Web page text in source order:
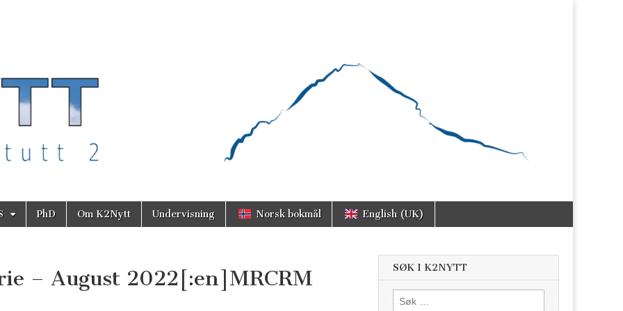
PhD Om K2Nytt Undervisning Norsk bokmål English (UK)
– August 2022[:en]MRCRM
SØK I K2NYTT
Søk